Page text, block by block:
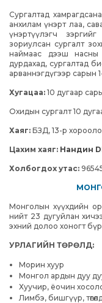
Сургалтад
анхилам үнэрт лаа,
үнэртүүлэгч
зориулсан сургалт
наймаас дээш
дурдахад, сургалтад
арваннэгдүгээр сарын
Хугацаа: 10 дугаар
Охидын сургалт 10
Хаяг: БЗД, 13-р
Цахим хаяг: Нандин
Холбогдох утас:
Монголын хүүхдийн
нийт 23 дугуйлан
эхний долоо хоногт
УРЛАГИЙН ТӨРӨЛД:
Морин хуур
Монгол ардын дуу
Хуучир, ёочин
Лимбэ, бишгүүр,